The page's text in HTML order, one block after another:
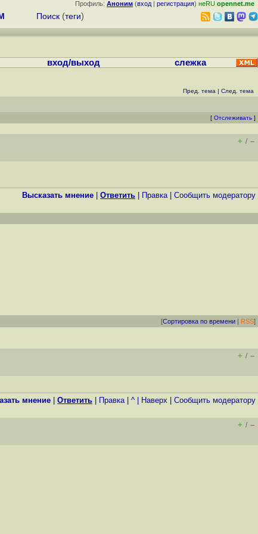
Профиль: Аноним (вход | регистрация) неRU opennet.me
Поиск (теги)
вход/выход слежка
Пред. тема | След. тема
[ Отслеживать ]
+ / –
Высказать мнение Ответить Правка| Cообщить модератору
[Сортировка по времени | RSS]
+ / –
мнение Ответить Правка| ^ Наверх Cообщить модератору
+ / –